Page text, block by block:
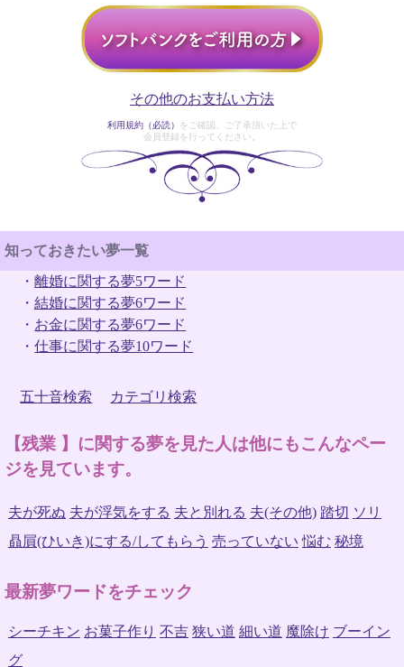
その他のお支払い方法
利用規約（必読）
をご確認、ご了承頂いた上で
会員登録を行ってください。
知っておきたい夢一覧
・離婚に関する夢5ワード
・結婚に関する夢6ワード
・ お金に関する夢6ワード
・仕事に関する夢10ワード
五十音検索 カテゴリ検索
【残業 】に関する夢を見た人は他にもこんなペー
ジを見ています。
夫が死ぬ 夫が浮気をする 夫と別れる 夫(その他) 踏切 ソリ
贔屓(ひいき)にする/してもらう 売っていない 悩む 秘境
最新夢ワードをチェック
シーチキン お菓子作り 不吉 狭い道 細い道 魔除け ブーイン
グ